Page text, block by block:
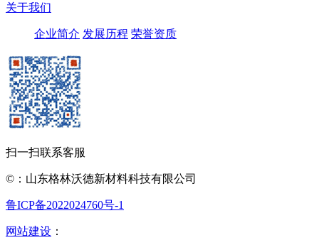
关于我们
企业简介 发展历程 荣誉资质
扫一扫联系客服
©：山东格林沃德新材料科技有限公司
鲁ICP备2022024760号-1
网站建设 ：